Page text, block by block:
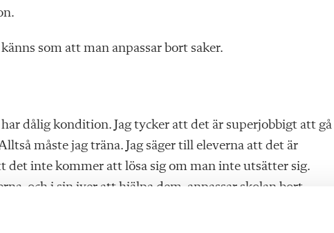
som att man anpassar bort saker.
dålig kondition. Jag tycker att det är superjobbigt att gå
måste jag träna. Jag säger till eleverna att det är
det inte kommer att lösa sig om man inte utsätter sig.
och i sin iver att hjälpa dem, anpassar skolan bort
inom ramen för undervisningen, säger hon.